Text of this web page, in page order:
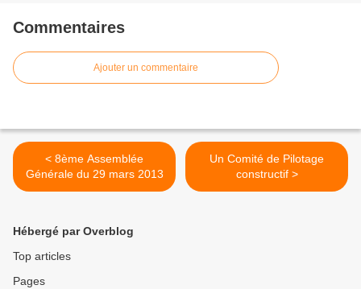
Commentaires
Ajouter un commentaire
< 8ème Assemblée
Générale du 29 mars 2013
Un Comité de Pilotage
constructif >
Hébergé par Overblog
Top articles
Pages